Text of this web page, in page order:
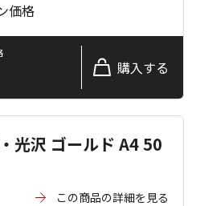
価格
購入する
光沢 ゴールド A4 50
この商品の詳細を見る